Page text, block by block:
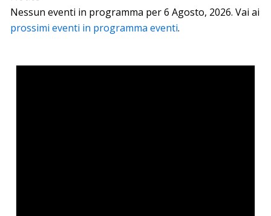
Nessun eventi in programma per 6 Agosto, 2026. Vai ai
prossimi eventi in programma eventi.